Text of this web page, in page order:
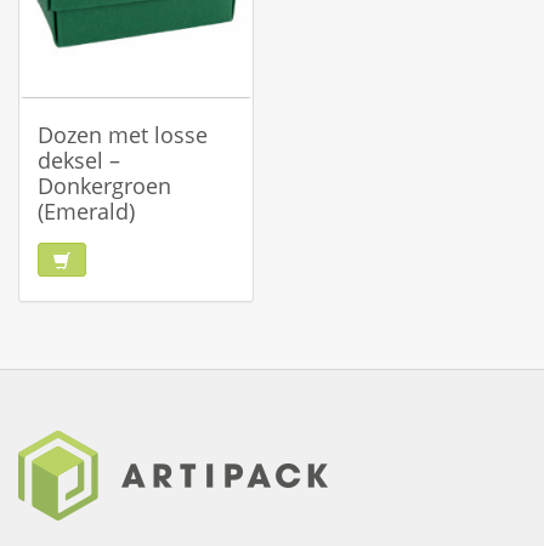
Dozen met losse
deksel –
Donkergroen
(Emerald)